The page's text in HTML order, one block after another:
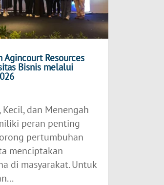
Agincourt Resources
Bisnis melalui
Kecil, dan Menengah
peran penting
pertumbuhan
menciptakan
di masyarakat. Untuk